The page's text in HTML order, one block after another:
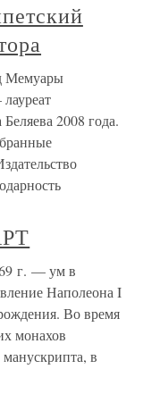
Мемуары
2008 года.
г. — ум в
Наполеона I
Во время
монахов
в